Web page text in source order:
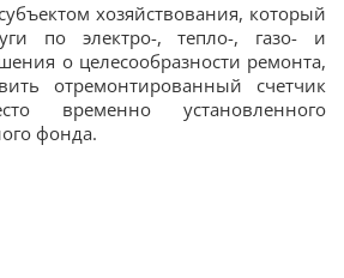
хозяйствования, который
по электро-, тепло-, газо- и
о целесообразности ремонта,
отремонтированный счетчик
временно установленного
фонда.